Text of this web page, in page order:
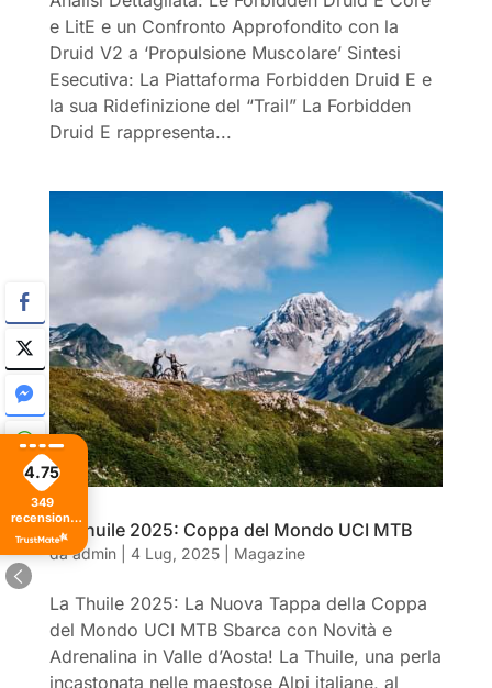
e LitE e un Confronto Approfondito con la
Druid V2 a ‘Propulsione Muscolare’ Sintesi
Esecutiva: La Piattaforma Forbidden Druid E e
la sua Ridefinizione del “Trail” La Forbidden
Druid E rappresenta...
La Thuile 2025: Coppa del Mondo UCI MTB
daadmin| 4 Lug, 2025| Magazine
La Thuile 2025: La Nuova Tappa della Coppa
del Mondo UCI MTB Sbarca con Novità e
Adrenalina in Valle d’Aosta! La Thuile, una perla
incastonata nelle maestose Alpi italiane, al
4.75
349
recensioni
di tutti i